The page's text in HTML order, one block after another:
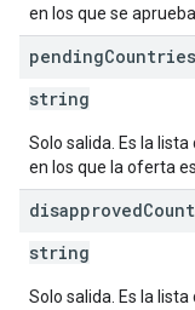
en los que se
pending
string
Solo salida. Es la
en los que la oferta
disapproved
string
Solo salida. Es la